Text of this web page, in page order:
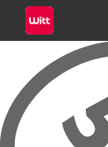
Přeskočit na